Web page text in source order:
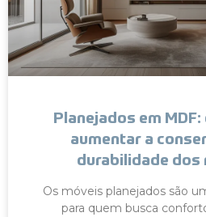
Planejados em
aumentar a
durabilidade dos
Os móveis planejados são
para quem busca